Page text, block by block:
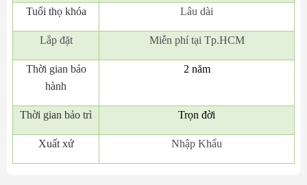
Tuổi thọ khóa
Lâu dài
Lắp đặt Miễn phí tại Tp.HCM
Thời gian bảo
hành
2 năm
Thời gian bảo trì Trọn đời
Xuất xứ Nhập Khẩu